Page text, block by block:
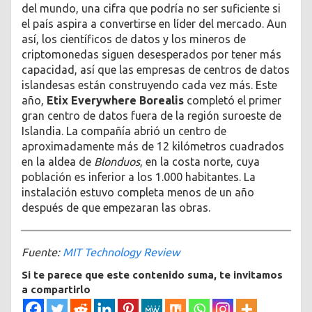
del mundo, una cifra que podría no ser suficiente si
el país aspira a convertirse en líder del mercado. Aun
así, los científicos de datos y los mineros de
criptomonedas siguen desesperados por tener más
capacidad, así que las empresas de centros de datos
islandesas están construyendo cada vez más. Este
año, Etix Everywhere Borealis completó el primer
gran centro de datos fuera de la región suroeste de
Islandia. La compañía abrió un centro de
aproximadamente más de 12 kilómetros cuadrados
en la aldea de Blonduos, en la costa norte, cuya
población es inferior a los 1.000 habitantes. La
instalación estuvo completa menos de un año
después de que empezaran las obras.
Fuente: MIT Technology Review
Si te parece que este contenido suma, te invitamos
a compartirlo